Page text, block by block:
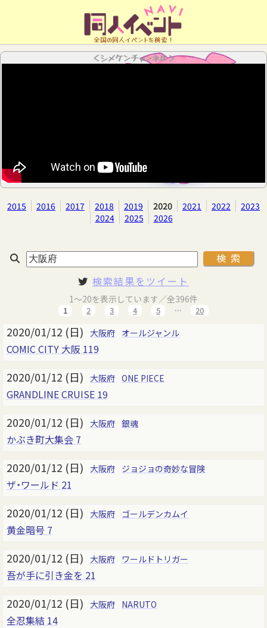
全国の同人イベントを検索！
＜シメケンチャンネル＞
2015 2016 2017 2018 2019 2020 2021 2022
2023
2024
2025 2026
検索結果をツイート
1～20を表示しています／全396件
1 2 3 4 5 … 20
2020/01/12 (日) 大阪府 オールジャンル
COMIC CITY 大阪 119
2020/01/12 (日) 大阪府 ONE PIECE
GRANDLINE CRUISE 19
2020/01/12 (日) 大阪府 銀魂
かぶき町大集会 7
2020/01/12 (日) 大阪府 ジョジョの奇妙な冒険
ザ・ワールド 21
2020/01/12 (日) 大阪府 ゴールデンカムイ
黄金暗号 7
2020/01/12 (日) 大阪府 ワールドトリガー
吾が手に引き金を 21
2020/01/12 (日) 大阪府 NARUTO
全忍集結 14